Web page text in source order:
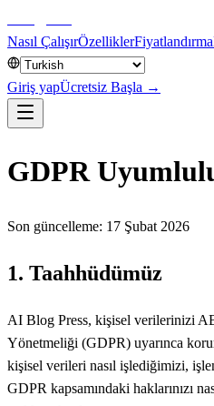
Nasıl ÇalışırÖzelliklerFiyatlandırma
Giriş yapÜcretsiz Başla →
GDPR
Son güncelleme: 17 Şubat 2026
1. Taahhüdümüz
AI Blog Press, kişisel verilerinizi
Yönetmeliği (GDPR) uyarınca
kişisel verileri nasıl işlediğimizi,
GDPR kapsamındaki haklarınızı